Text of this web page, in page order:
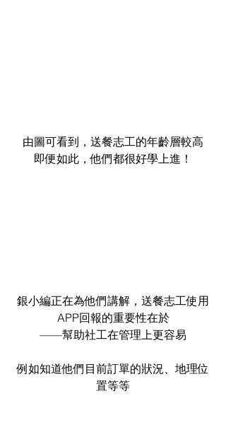
由圖可看到，送餐志工的年齡層較高
即便如此，他們都很好學上進！
銀小編正在為他們講解，送餐志工使用
APP回報的重要性在於
——幫助社工在管理上更容易
例如知道他們目前訂單的狀況、地理位
置等等